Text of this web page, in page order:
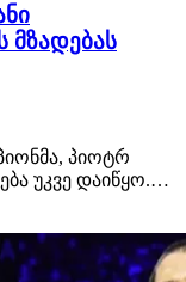
პიოტრ
უკვე დაიწყო.
მოწინააღმდეგე
24 ო…